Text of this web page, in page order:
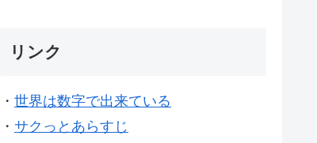
リンク
・ 世界は数字で出来ている
・ サクっとあらすじ